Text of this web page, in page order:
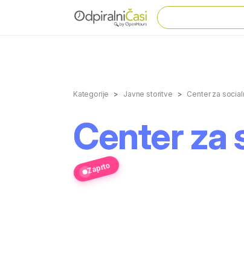
Kategorije Javne storitve Center za
Center za
Zaprto